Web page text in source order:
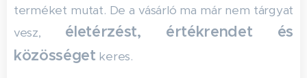
terméket mutat. De a vásárló ma már nem tárgyat
vesz, életérzést, értékrendet és
közösséget keres.